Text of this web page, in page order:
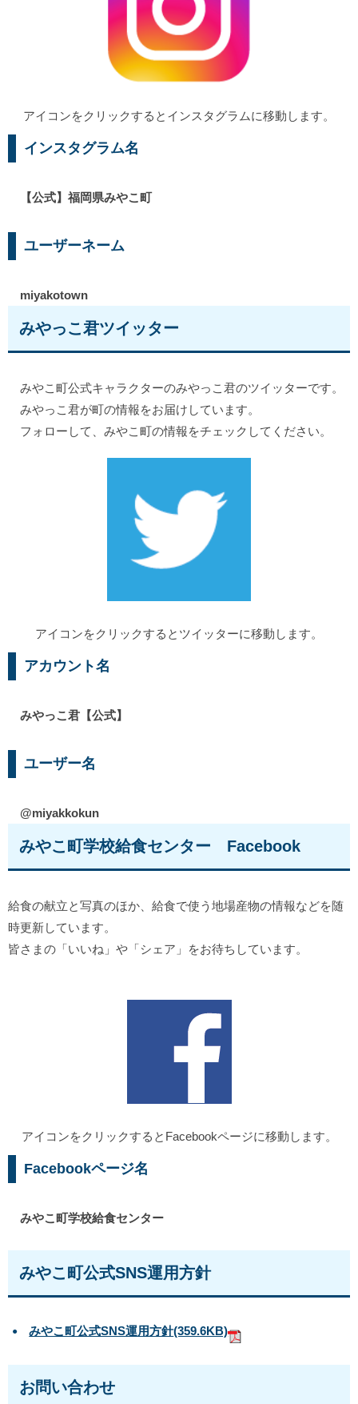
アイコンをクリックするとインスタグラムに移動します。
インスタグラム名
【公式】福岡県みやこ町
ユーザーネーム
miyakotown
みやっこ君ツイッター
みやこ町公式キャラクターのみやっこ君のツイッターです。
みやっこ君が町の情報をお届けしています。
フォローして、みやこ町の情報をチェックしてください。
アイコンをクリックするとツイッターに移動します。
アカウント名
みやっこ君【公式】
ユーザー名
@miyakkokun
みやこ町学校給食センター Facebook
給食の献立と写真のほか、給食で使う地場産物の情報などを随
時更新しています。
皆さまの「いいね」や「シェア」をお待ちしています。
アイコンをクリックするとFacebookページに移動します。
Facebookページ名
みやこ町学校給食センター
みやこ町公式SNS運用方針
みやこ町公式SNS運用方針(359.6KB)
お問い合わせ